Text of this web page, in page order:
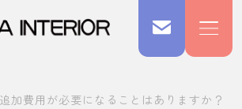
加費用が必要になることはありますか？